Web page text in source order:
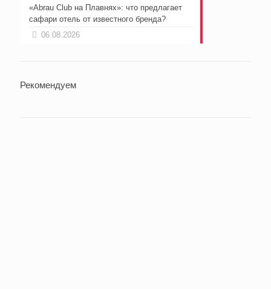
«Abrau Club на Плавнях»: что предлагает
сафари отель от известного бренда?
06.08.2026
Рекомендуем